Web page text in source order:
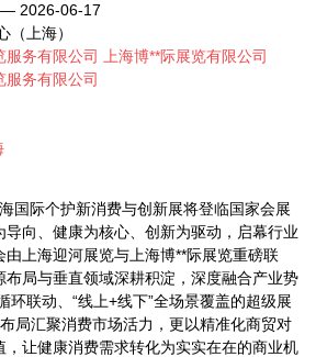
2026-06-17
（上海）
服务有限公司
上海博**际展览有限公司
服务有限公司
国际个护新消费与创新展将登临国家会展
向、健康为核心、创新为驱动，启幕行业
上海迎河展览与上海博**际展览重磅联
局与垂直领域深耕积淀，深度融合产业势
环联动、“线上+线下”全场景覆盖的超级展
局汇聚消费市场活力，更以精准化商贸对
让健康消费需求转化为实实在在的商业机